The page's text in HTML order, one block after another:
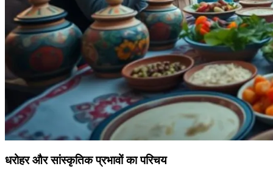
धरोहर और सांस्कृतिक प्रभावों का परिचय